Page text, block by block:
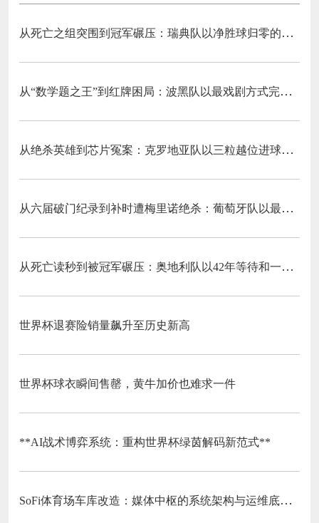
从死亡之组突围到冠军碾压：瑞典队以净胜球归零的戏剧性和一场大胜告别三十二强
从“数学题之王”到红牌困局：波黑队以最戏剧方式完成首次淘汰赛之旅的哲学课
从绝杀英雄到芯片冤案：克罗地亚队以三粒越位进球和一次头发触球挥别莫德里奇最后一舞
从六届破门纪录到补时遭梅里诺绝杀：葡萄牙队以最残酷方式挥别C罗二十载征途
从死亡读秒到被冠军碾压：奥地利队以42年等待和一场“希区柯克剧本”挥别北美
世界杯退赛险销量飙升至历史新高
世界杯球衣瞬间售罄，黄牛加价也难求一件
**AI战术博弈系统：重构世界杯绿茵解码新范式**
SoFi体育场车库改造：媒体中枢的系统架构与运维底层逻辑